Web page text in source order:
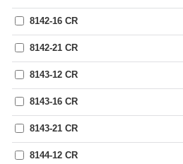
8142-16 CR
8142-21 CR
8143-12 CR
8143-16 CR
8143-21 CR
8144-12 CR